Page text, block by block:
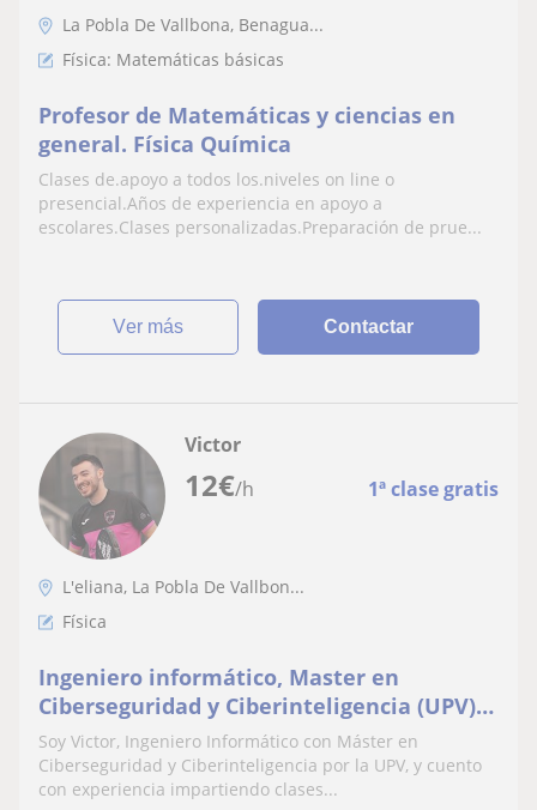
La Pobla De Vallbona, Benagua...
Física: Matemáticas básicas
Profesor de Matemáticas y ciencias en
general. Física Química
Clases de.apoyo a todos los.niveles on line o
presencial.Años de experiencia en apoyo a
escolares.Clases personalizadas.Preparación de prue...
ver más Contactar
12€/h 1ª clase gratis
Victor
L'eliana, La Pobla De Vallbon...
Física
Ingeniero informático, Master en
Ciberseguridad y Ciberinteligencia (UPV)
con experiencia, ofrece clases adaptadas
a tu nivel
Soy Victor, Ingeniero Informático con Máster en
Ciberseguridad y Ciberinteligencia por la UPV, y cuento
con experiencia impartiendo clases...